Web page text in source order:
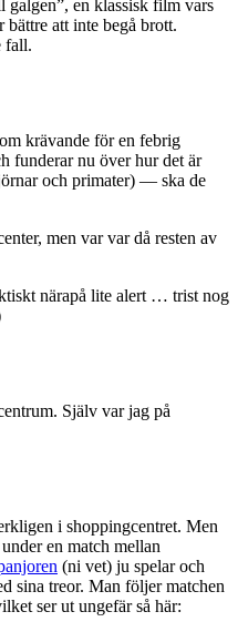
galgen”, en klassisk film vars
bättre att inte begå brott.
fall.
krävande för en febrig
funderar nu över hur det är
och primater) — ska de
men var var då resten av
närapå lite alert … trist nog
Själv var jag på
i shoppingcentret. Men
en match mellan
(ni vet) ju spelar och
sina treor. Man följer matchen
ser ut ungefär så här: